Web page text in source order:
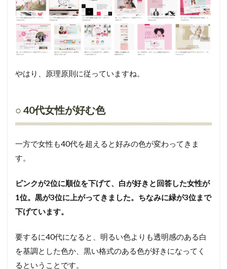
やはり、原理原則に従っていますね。
○ 40代女性が好む色
一方で女性も40代を超えると好みの色が変わってきま
す。
ピンクが2位に順位を下げて、白が好きと回答した女性が
1位。黒が3位に上がってきました。ちなみに緑が3位まで
下げています。
要するに40代になると、明るい色よりも透明感のある白
を基調とした色か、黒い格式のある色が好きになってく
るということです。